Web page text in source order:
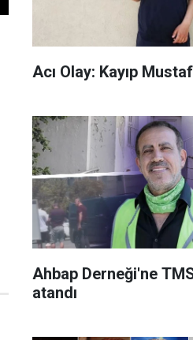
Acı Olay: Kayıp
Ahbap Derneği'ne
atandı